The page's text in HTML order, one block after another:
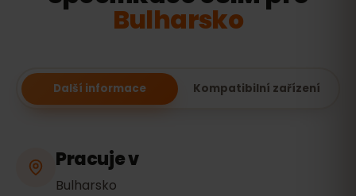
Bulharsko
Další informace Kompatibilní zařízení
Pracuje v
Bulharsko